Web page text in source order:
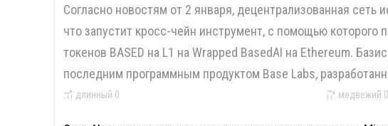
Согласно новостям от 2 января, децентрализованная сеть
что запустит кросс-чейн инструмент, с помощью которого
токенов BASED на L1 на Wrapped BasedAI на Ethereum.
последним программным продуктом Base Labs,
длинный 0 медвежий 0